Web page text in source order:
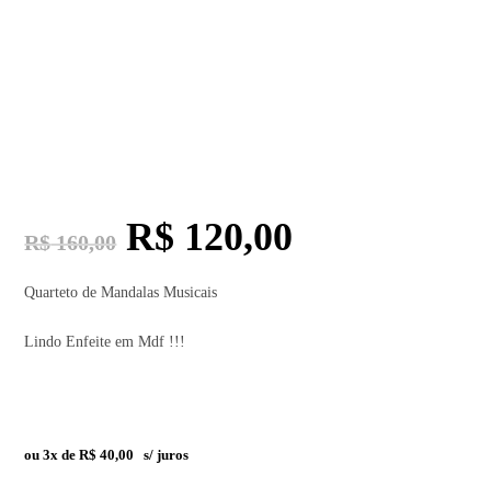
R$160,00 R$ 120,00
Quarteto de Mandalas Musicais
Lindo Enfeite em Mdf !!!
ou 3x deR$ 40,00 s/ juros